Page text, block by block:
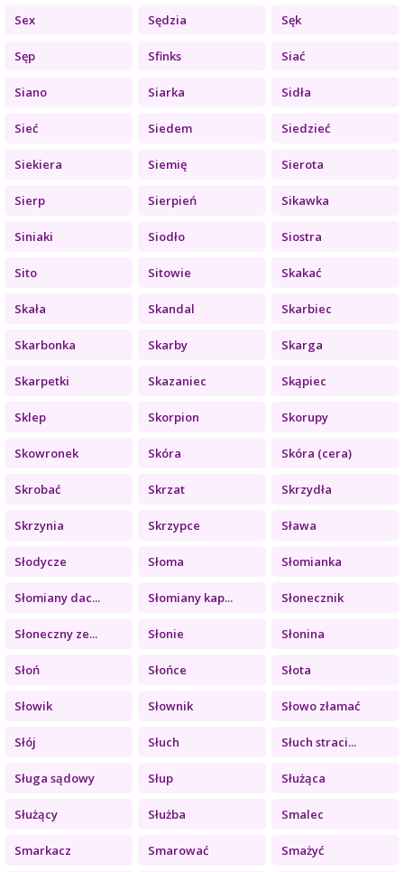
Sex Sędzia Sęk
Sęp Sfinks Siać
Siano Siarka Sidła
Sieć Siedem Siedzieć
Siekiera Siemię Sierota
Sierp Sierpień Sikawka
Siniaki Siodło Siostra
Sito Sitowie Skakać
Skała Skandal Skarbiec
Skarbonka Skarby Skarga
Skarpetki Skazaniec Skąpiec
Sklep Skorpion Skorupy
Skowronek Skóra Skóra (cera)
Skrobać Skrzat Skrzydła
Skrzynia Skrzypce Sława
Słodycze Słoma Słomianka
Słomiany dac... Słomiany kap... Słonecznik
Słoneczny ze... Słonie Słonina
Słoń Słońce Słota
Słowik Słownik Słowo złamać
Słój Słuch Słuch straci...
Sługa sądowy Słup Służąca
Służący Służba Smalec
Smarkacz Smarować Smażyć